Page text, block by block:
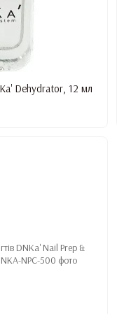
Dehydrator, 12 мл